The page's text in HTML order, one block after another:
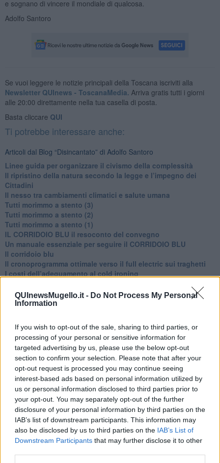
QUInewsMugello.it - Do Not Process My Personal
Information
If you wish to opt-out of the sale, sharing to third parties, or
processing of your personal or sensitive information for
targeted advertising by us, please use the below opt-out
section to confirm your selection. Please note that after your
opt-out request is processed you may continue seeing
interest-based ads based on personal information utilized by
us or personal information disclosed to third parties prior to
your opt-out. You may separately opt-out of the further
disclosure of your personal information by third parties on the
IAB’s list of downstream participants. This information may
also be disclosed by us to third parties on the IAB’s List of
Downstream Participants that may further disclose it to other
e sognano di vincere il mondiale di qualcosa.
Adolfo Santoro
Se vuoi leggere le notizie principali della Toscana iscriviti alla
Newsletter QUInews - ToscanaMedia. Arriva gratis tutti i giorni
alle 20:00 direttamente nella tua casella di posta.
Basta cliccare QUI
Ti potrebbe interessare anche:
Articoli dal Blog “Disincantato” di Adolfo Santoro
​Linee guida per organizzare il civismo della complessità
​Il ripristino della natura secondo la legge e l’impegno dei
Cittadini
Il nesso tra cambiamenti climatici e salute umana
Tutti morimmo a stento (3)
Tutti morimmo a stento (2)
​Tutti morimmo a stento (1)
IL CORRIDOIO BLU il resoconto del convegno
Un manuale essenziale per seguire il CORRIDOIO BLU
Il corridoio blu
​Il cronoprogramma ottimale verso il full electric sui traghetti
​I costi dell’adeguamento al cold ironing
sorti dell’Elba
Verso il full electric a gestione pubblica dei traghetti​
Trump e le sue guerre contro i deboli e contro la terra
​Le furbate elettorali della Meloni e la testardaggine
dell’opposizione
​Date loro l’Oscar al posto del Nobel per la Pace
L'umanizzazione dell'economia e della politica
​Dopo il diluvio dei NO: un patto intergenerazionale
​Un grandioso NO ai falchi teocratici e ai loro vassalli
La religione è la cocaina dei potenti
Donald e Bibi confinati nell’isola di St James?
L’italiano vero e la paura che al referendum vinca il No
​Complottismo o capitalismo globale?
​Ma, contessa, non si vergogna a continuare a guardare San
Scemo?